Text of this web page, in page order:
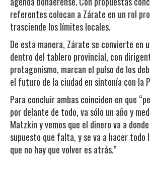
referentes colocan a Zárate en un rol
trasciende los límites locales.
De esta manera, Zárate se convierte en
dentro del tablero provincial, con
protagonismo, marcan el pulso de los
el futuro de la ciudad en sintonía con la
Para concluir ambas coinciden en que
por delante de todo, va sólo un año y
Matzkin y vemos que el dinero va a
supuesto que falta, y se va a hacer todo
que no hay que volver es atrás.”